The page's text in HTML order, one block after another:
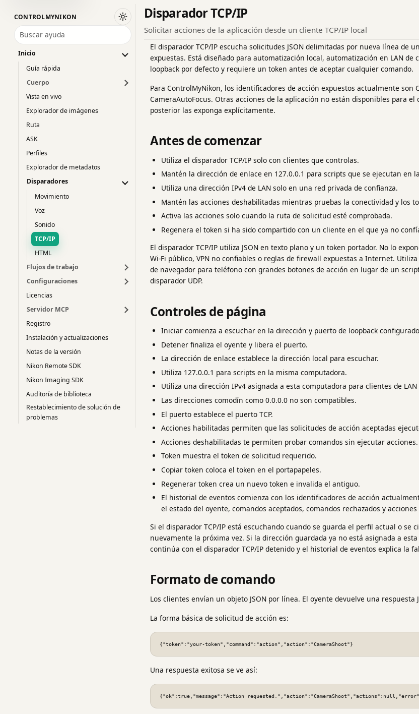
CONTROLMYNIKON
Cambiar a tema oscuro
Buscar ayuda
Inicio
Guía rápida
Cuerpo
Vista en vivo
Explorador de imágenes
Ruta
ASK
Perfiles
Explorador de metadatos
Disparadores
Movimiento
Voz
Sonido
TCP/IP
HTML
Flujos de trabajo
Configuraciones
Licencias
Servidor MCP
Registro
Instalación y actualizaciones
Notas de la versión
Nikon Remote SDK
Nikon Imaging SDK
Auditoría de biblioteca
Restablecimiento de solución de
problemas
Disparador TCP/IP
Solicitar acciones de la aplicación desde un cliente TCP/IP local
El disparador TCP/IP escucha solicitudes JSON delimitadas por nueva línea de
expuestas. Está diseñado para automatización local, automatización en LAN de
loopback por defecto y requiere un token antes de aceptar cualquier comando.
Para ControlMyNikon, los identificadores de acción expuestos actualmente son
CameraAutoFocus. Otras acciones de la aplicación no están disponibles para
posterior las exponga explícitamente.
Antes de comenzar
Utiliza el disparador TCP/IP solo con clientes que controlas.
Mantén la dirección de enlace en 127.0.0.1 para scripts que se ejecutan en
Utiliza una dirección IPv4 de LAN solo en una red privada de confianza.
Mantén las acciones deshabilitadas mientras pruebas la conectividad y los
Activa las acciones solo cuando la ruta de solicitud esté comprobada.
Regenera el token si ha sido compartido con un cliente en el que ya no
El disparador TCP/IP utiliza JSON en texto plano y un token portador. No lo
Wi-Fi público, VPN no confiables o reglas de firewall expuestas a Internet.
de navegador para teléfono con grandes botones de acción en lugar de un
disparador UDP.
Controles de página
Iniciar comienza a escuchar en la dirección y puerto de loopback
Detener finaliza el oyente y libera el puerto.
La dirección de enlace establece la dirección local para escuchar.
Utiliza 127.0.0.1 para scripts en la misma computadora.
Utiliza una dirección IPv4 asignada a esta computadora para clientes de LAN
Las direcciones comodín como 0.0.0.0 no son compatibles.
El puerto establece el puerto TCP.
Acciones habilitadas permiten que las solicitudes de acción aceptadas
Acciones deshabilitadas te permiten probar comandos sin ejecutar acciones.
Token muestra el token de solicitud requerido.
Copiar token coloca el token en el portapapeles.
Regenerar token crea un nuevo token e invalida el antiguo.
El historial de eventos comienza con los identificadores de acción
el estado del oyente, comandos aceptados, comandos rechazados y
Si el disparador TCP/IP está escuchando cuando se guarda el perfil actual o se
nuevamente la próxima vez. Si la dirección guardada ya no está asignada a
continúa con el disparador TCP/IP detenido y el historial de eventos explica la
Formato de comando
Los clientes envían un objeto JSON por línea. El oyente devuelve una respuesta
La forma básica de solicitud de acción es:
{"token":"your-token","command":"action","action":"CameraShoot"}
Una respuesta exitosa se ve así:
{"ok":true,"message":"Action